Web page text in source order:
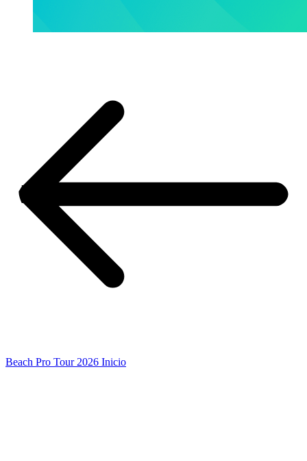
Beach Pro Tour 2026 Inicio